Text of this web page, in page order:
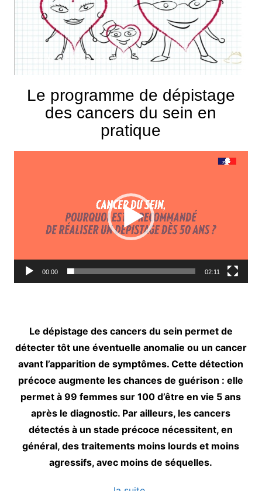
Le programme de dépistage
des cancers du sein en
pratique
00:00 02:11
Le dépistage des cancers du sein permet de
détecter tôt une éventuelle anomalie ou un cancer
avant l’apparition de symptômes. Cette détection
précoce augmente les chances de guérison : elle
permet à 99 femmes sur 100 d’être en vie 5 ans
après le diagnostic. Par ailleurs, les cancers
détectés à un stade précoce nécessitent, en
général, des traitements moins lourds et moins
agressifs, avec moins de séquelles.